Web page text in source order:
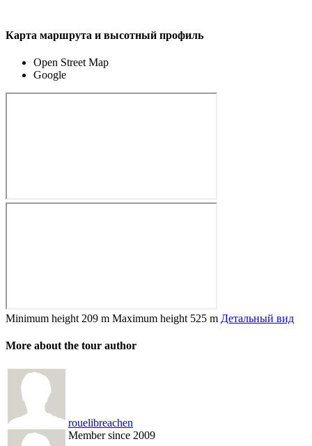
Карта маршрута и высотный профиль
Open Street Map
Google
Minimum height 209 m Maximum height 525 m Детальный вид
More about the tour author
rouelibreachen
Member since 2009